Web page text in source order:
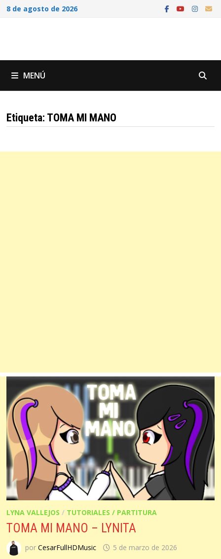
Saltar
8 de agosto de 2026
MENÚ
Etiqueta: TOMA MI MANO
LYNA VALLEJOS / TUTORIALES / PARTITURA
TOMA MI MANO – LYNITA
porCesarFullHDMusic 5 de marzo de 2026